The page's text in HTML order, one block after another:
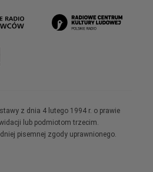
z dnia 4 lutego 1994 r. o prawie
lub podmiotom trzecim.
pisemnej zgody uprawnionego.